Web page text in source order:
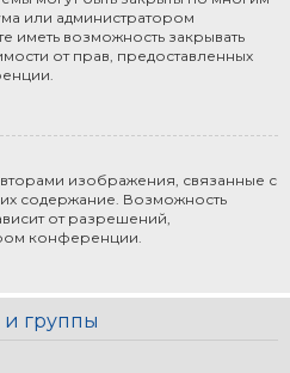
или администратором
иметь возможность закрывать
от прав, предоставленных
изображения, связанные с
содержание. Возможность
от разрешений,
конференции.
и группы